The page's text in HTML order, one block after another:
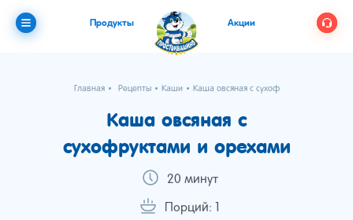
Продукты Акции
Главная Рецепты Каши Каша овсяная с сухофруктами и
Каша овсяная с
сухофруктами и орехами
20 минут
Порций: 1